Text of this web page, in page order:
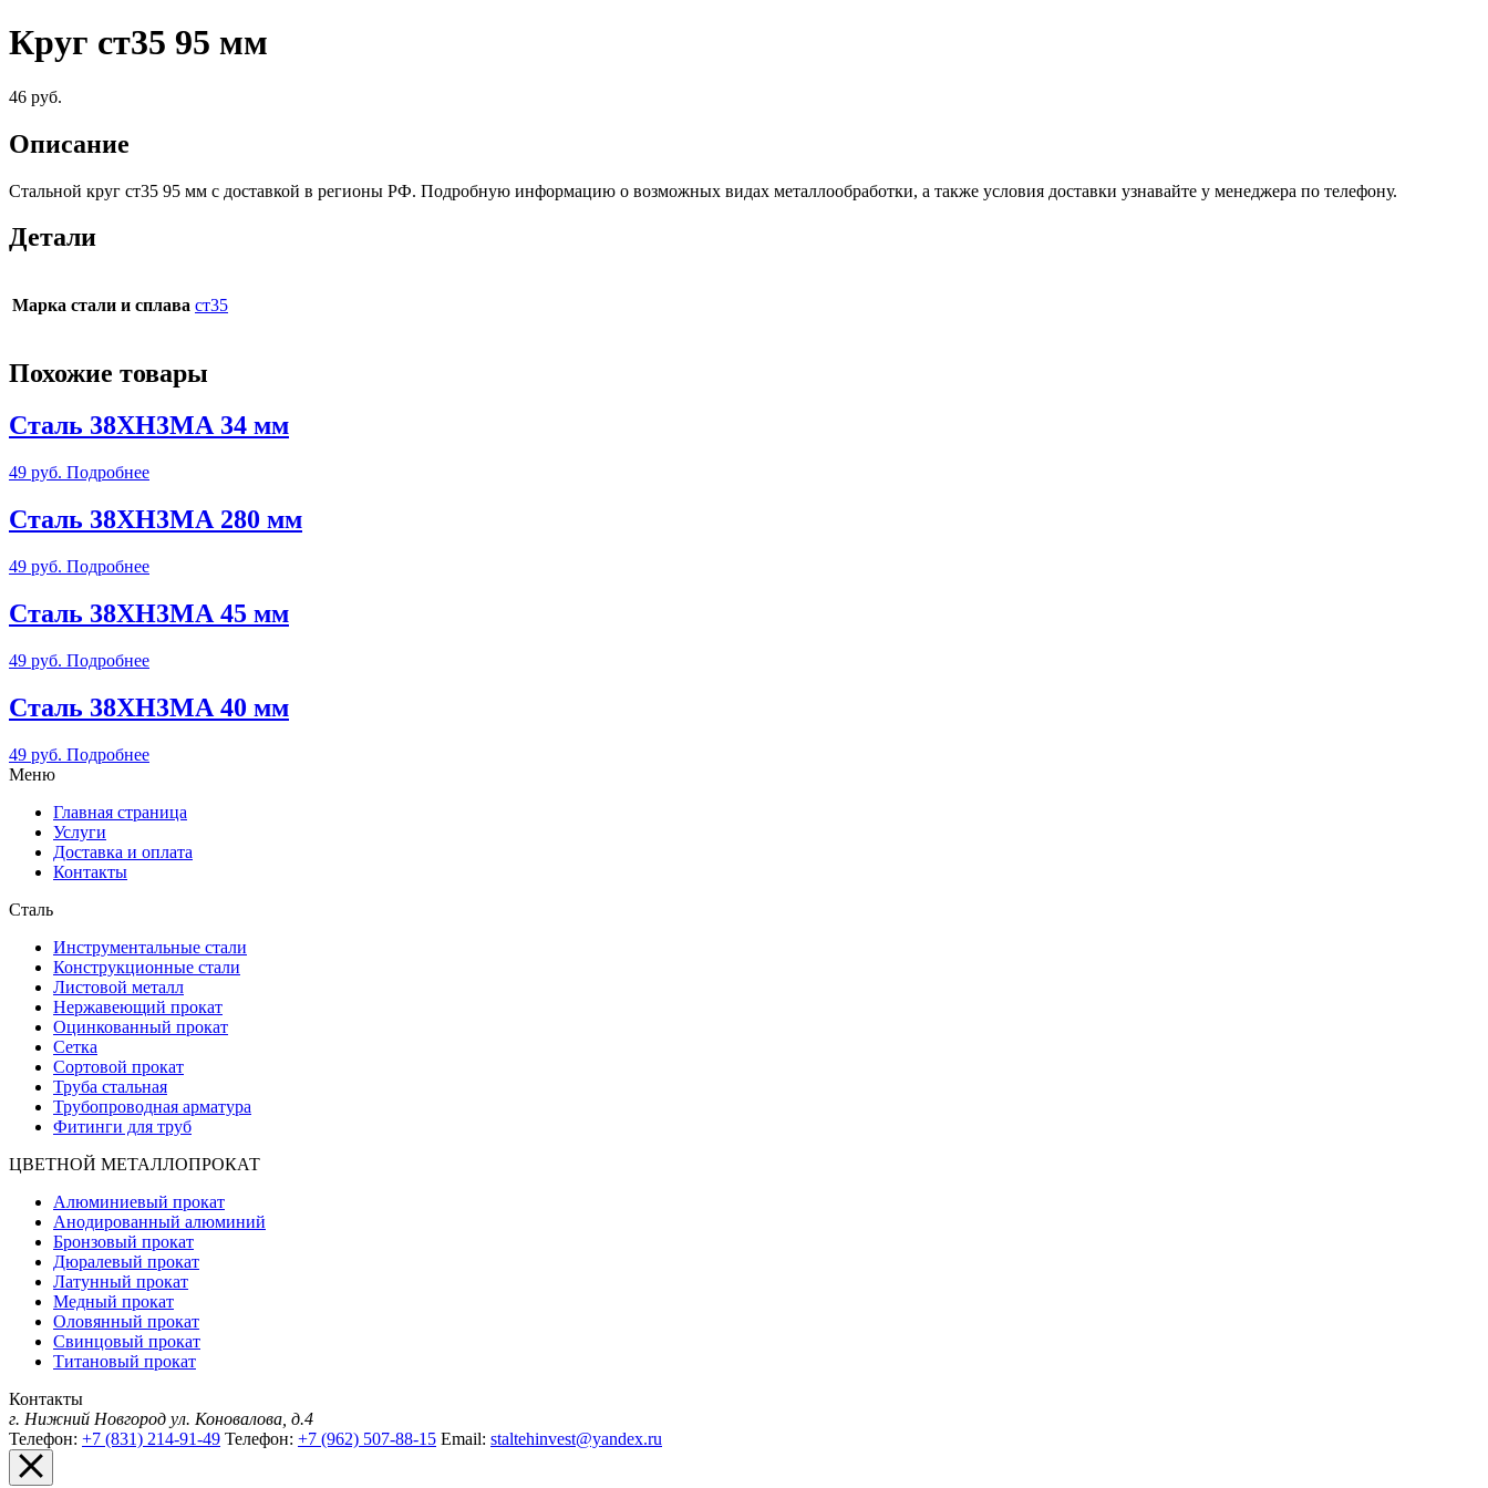
Круг ст35 95 мм
46 руб.
Описание
Стальной круг ст35 95 мм c доставкой в регионы РФ. Подробную информацию о возможных видах металлообработки, а также условия доставки узнавайте у менеджера по телефону.
Детали
Марка стали и сплава ст35
Похожие товары
Сталь 38ХН3МА 34 мм
49 руб. Подробнее
Сталь 38ХН3МА 280 мм
49 руб. Подробнее
Сталь 38ХН3МА 45 мм
49 руб. Подробнее
Сталь 38ХН3МА 40 мм
49 руб. Подробнее
Меню
Главная страница
Услуги
Доставка и оплата
Контакты
Сталь
Инструментальные стали
Конструкционные стали
Листовой металл
Нержавеющий прокат
Оцинкованный прокат
Сетка
Сортовой прокат
Труба стальная
Трубопроводная арматура
Фитинги для труб
ЦВЕТНОЙ МЕТАЛЛОПРОКАТ
Алюминиевый прокат
Анодированный алюминий
Бронзовый прокат
Дюралевый прокат
Латунный прокат
Медный прокат
Оловянный прокат
Свинцовый прокат
Титановый прокат
Контакты
г. Нижний Новгород ул. Коновалова, д.4
Телефон: +7 (831) 214-91-49 Телефон: +7 (962) 507-88-15 Email: staltehinvest@yandex.ru